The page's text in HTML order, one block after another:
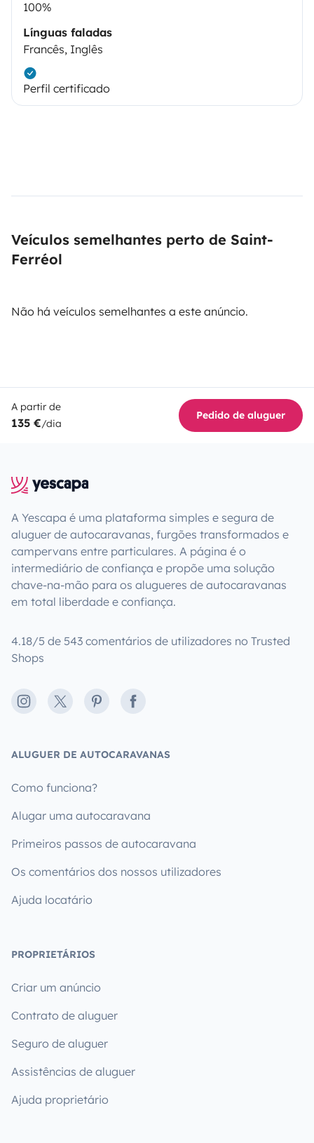
100%
Línguas faladas
Francês, Inglês
Perfil certificado
Veículos semelhantes perto de Saint-
Ferréol
Não há veículos semelhantes a este anúncio.
A partir de
135 €/dia
Pedido de aluguer
A Yescapa é uma plataforma simples e segura de
aluguer de autocaravanas, furgões transformados e
campervans entre particulares. A página é o
intermediário de confiança e propõe uma solução
chave-na-mão para os alugueres de autocaravanas
em total liberdade e confiança.
4.18/5 de 543 comentários de utilizadores no Trusted
Shops
Instagram
X PinterestFacebook
ALUGUER DE AUTOCARAVANAS
Como funciona?
Alugar uma autocaravana
Primeiros passos de autocaravana
Os comentários dos nossos utilizadores
Ajuda locatário
PROPRIETÁRIOS
Criar um anúncio
Contrato de aluguer
Seguro de aluguer
Assistências de aluguer
Ajuda proprietário